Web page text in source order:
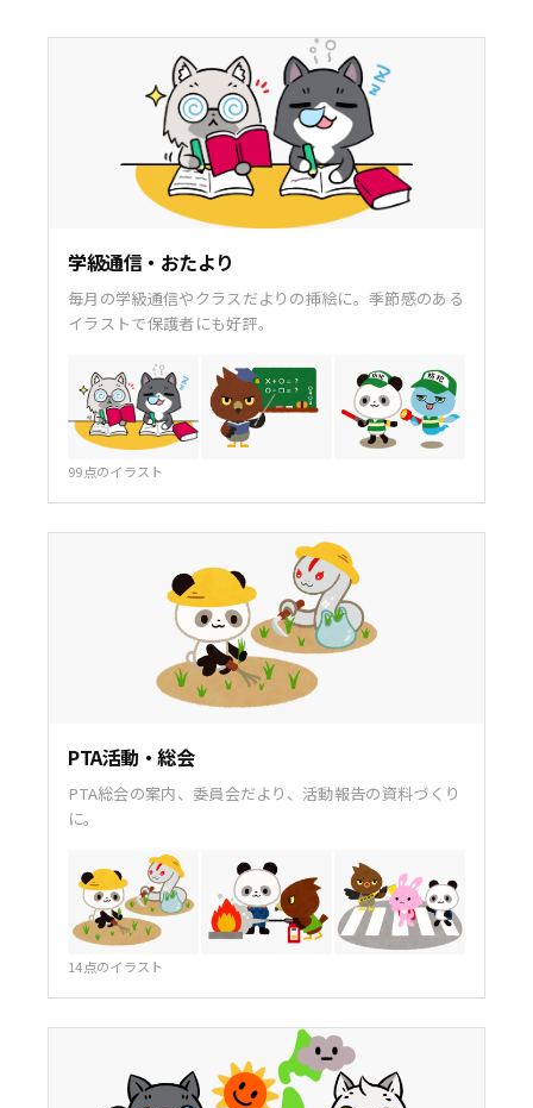
学級通信・おたより
毎月の学級通信やクラスだよりの挿絵に。季節感のある
イラストで保護者にも好評。
99点のイラスト
PTA活動・総会
PTA総会の案内、委員会だより、活動報告の資料づくり
に。
14点のイラスト